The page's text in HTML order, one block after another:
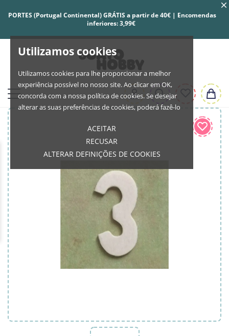
Utilizamos cookies
Utilizamos cookies para lhe proporcionar a melhor
experiência possível no nosso site. Ao clicar em OK,
concorda com a nossa política de cookies. Se desejar
alterar as suas preferências de cookies, poderá fazê-lo
ACEITAR
RECUSAR
ALTERAR DEFINIÇÕES DE COOKIES
PORTES (Portugal Continental) GRÁTIS a partir de 40€ | Encomendas
inferiores: 3,99€